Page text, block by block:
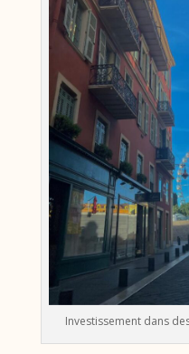
Investissement dans